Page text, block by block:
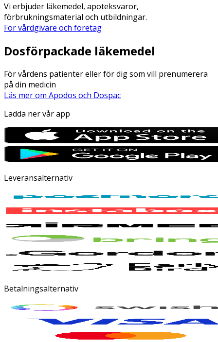
Vi erbjuder läkemedel, apoteksvaror,
förbrukningsmaterial och utbildningar.
För vårdgivare och företag
Dosförpackade läkemedel
För vårdens patienter eller för dig som vill prenumerera
på din medicin
Läs mer om Apodos och Dospac
Ladda ner vår app
Leveransalternativ
Betalningsalternativ